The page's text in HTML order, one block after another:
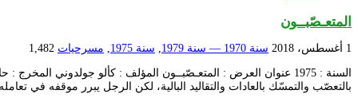
المتعـصّبــون
1 أغسطس، 2018 سنة 1970 — سنة 1979 سنة 1975 مسرحيات 1,482
السنة : 1975 عنوان العرض : المتعـصّبــون المؤلف : كألو
بالتعصّب والتمسّك بالعادات والتقاليد البالية، لكن الرجل يبرر موقفه في